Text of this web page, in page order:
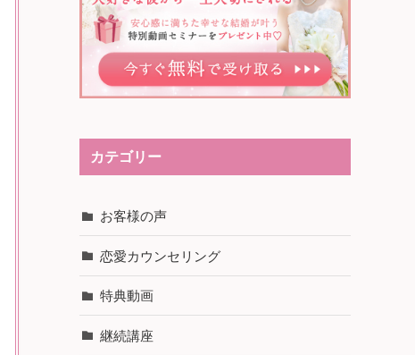
カテゴリー
お客様の声
恋愛カウンセリング
特典動画
継続講座